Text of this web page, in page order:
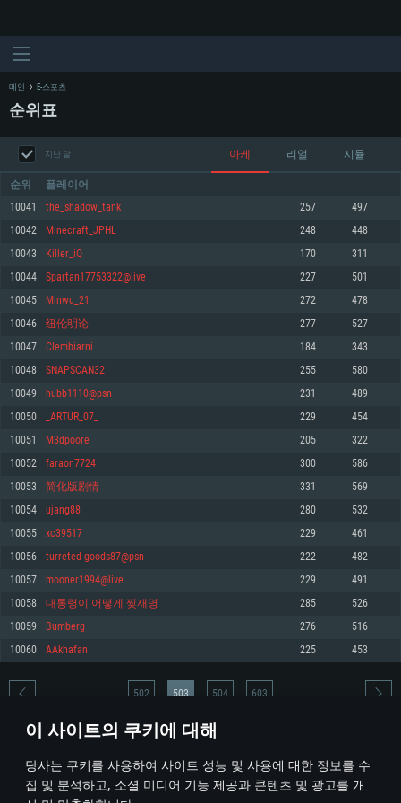
이 사이트의 쿠키에 대해
당사는 쿠키를 사용하여 사이트 성능 및 사용에 대한 정보를 수
집 및 분석하고, 소셜 미디어 기능 제공과 콘텐츠 및 광고를 개
최소사양
운영체제: Windows 10 (64 bit)
프로세서: 2.2 GHz 듀얼코어 이상
메모리: 4GB
그래픽 카드: DirectX 11 이상을 지원하는 AMD Radeon 77XX / NVIDIA
GeForce GT 660. 최소 사양 해상도: 720p
네트워크: 브로드밴드 인터넷
여유 저장 공간: 22.1 GB (최소 클라이언트)
권장 사양
570 혹은 그 이상
여유 저장 공간: 62.2 GB (전체 클라이언트)
최소사양
운영체제: Mac OS Big Sur 11.0
프로세서: 최소 2.2 GHz의 Core i5 (Intel Xeon 은 지원하지 않습니다)
메모리: 6 GB
그래픽 카드: Metal 을 지원하는 Intel Iris Pro 5200 (Mac), 혹은 이와 비슷한 성
능을 가지는 Mac 버전의 AMD/Nvidia. 최소 해상도: 720p
네트워크: 브로드밴드 인터넷
여유 저장 공간: 22.1 GB (최소 클라이언트)
권장 사양
네트워크: 브로드밴드 인터넷
여유 저장 공간: 62.2 GB (전체 클라이언트)
최소사양
운영체제: 64bit Linux 중 최신 버전
프로세서: 2.4 GHz 듀얼코어
메모리: 4 GB
그래픽 카드: Vulkan 을 지원하고, 최신 그래픽 드라이버를 지원하는 NVIDIA
660 (6개월 미만) 혹은 그와 동급의 성능을 가지며 최신 그래픽 드라이버를 지
원하는 AMD (6개월 미만; 최소사양 지원 해상도 720p)
네트워크: 브로드밴드 인터넷
여유 저장 공간: 22.1 GB (최소 클라이언트)
권장 사양
운영체제: Ubuntu 20.04 64bit
프로세서: Intel Core i7
메모리: 16 GB
그래픽 카드: Vulkan 을 지원하고, 최신 그래픽 드라이버를 지원하는 NVIDIA
1060 (6개월 미만) 혹은 그와 동급의 성능을 가지며 최신 그래픽 드라이버를
지원하는 AMD RX 570 (6개월 미만; 최소사양 지원 해상도 720p) 이상
여유 저장 공간: 62.2 GB (전체 클라이언트)
메인 E-스포츠
순위표
지난 달 아케 리얼 시뮬
순위 플레이어
10041 the_shadow_tank 257 497
10042 Minecraft_JPHL 248 448
10043 Killer_iQ 170 311
10044 Spartan17753322@live 227 501
10045 Minwu_21 272 478
10046 纽伦明论 277 527
10047 Clembiarni 184 343
10048 SNAPSCAN32 255 580
10049 hubb1110@psn 231 489
10050 _ARTUR_07_ 229 454
10051 M3dpoore 205 322
10052 faraon7724 300 586
10053 简化版剧情 331 569
10054 ujang88 280 532
10055 xc39517 229 461
10056 turreted-goods87@psn 222 482
10057 mooner1994@live 229 491
10058 대통령이 어떻게 찢재명 285 526
10059 Bumberg 276 516
10060 AAkhafan 225 453
* 순위표는 매일 1회 갱신됩니다
502 503 504 603